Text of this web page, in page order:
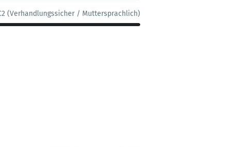
(Verhandlungssicher / Muttersprachlich)